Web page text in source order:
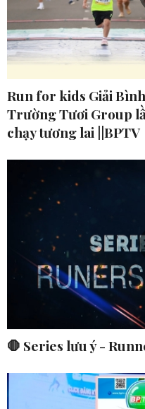
Run for kids Giải
Trường Tươi Group
chạy tương lai ||BPTV
🛑 Series lưu ý -